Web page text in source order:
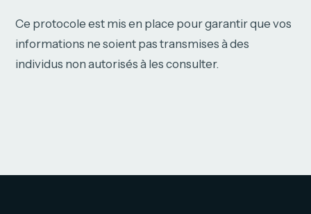
Ce protocole est mis en place pour garantir que vos
informations ne soient pas transmises à des
individus non autorisés à les consulter.